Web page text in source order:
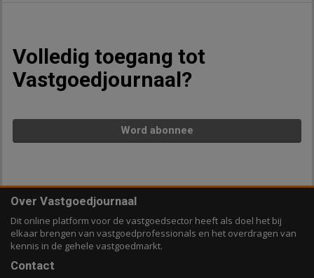
Volledig toegang tot
Vastgoedjournaal?
Word abonnee
Over Vastgoedjournaal
Dit online platform voor de vastgoedsector heeft als doel het bij
elkaar brengen van vastgoedprofessionals en het overdragen van
kennis in de gehele vastgoedmarkt.
Contact